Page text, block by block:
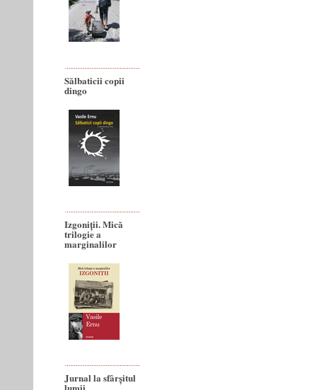
Sălbaticii copii
dingo
Izgoniții. Mică
trilogie a
marginalilor
Jurnal la sfârșitul